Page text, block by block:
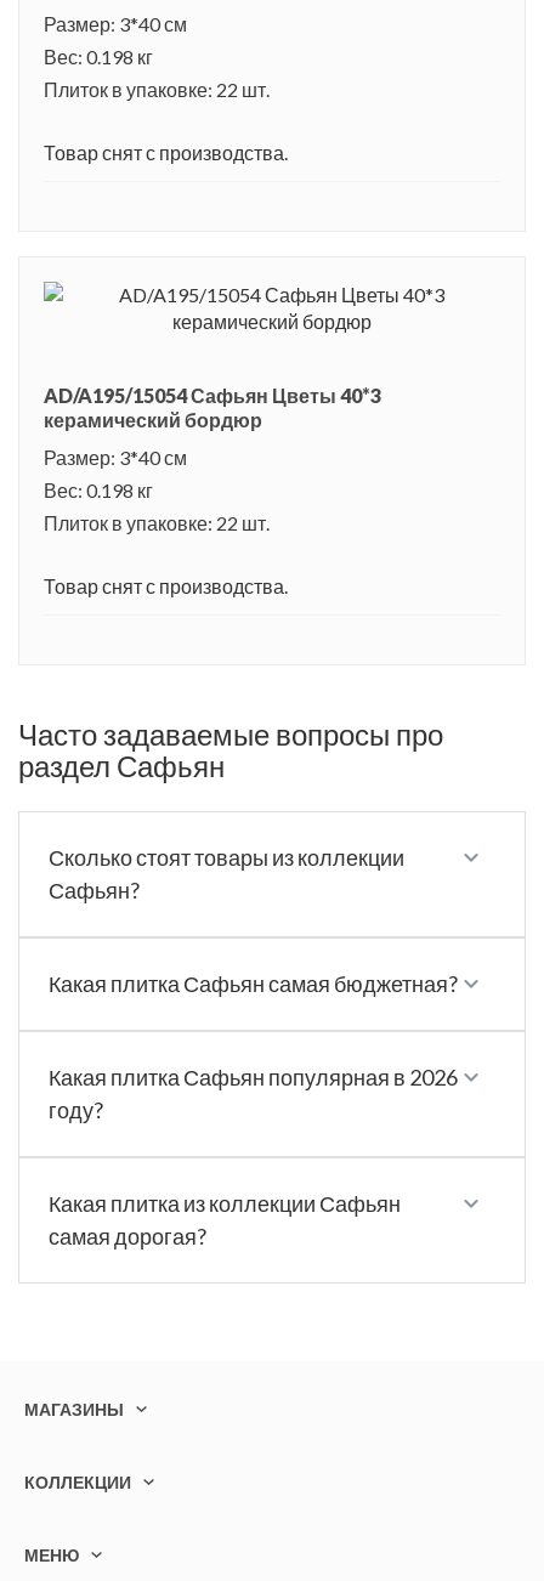
Размер: 3*40 см
Вес: 0.198 кг
Плиток в упаковке: 22 шт.
Товар снят с производства.
AD/A195/15054 Сафьян Цветы 40*3
керамический бордюр
Размер: 3*40 см
Вес: 0.198 кг
Плиток в упаковке: 22 шт.
Товар снят с производства.
Часто задаваемые вопросы про
раздел Сафьян
Сколько стоят товары из коллекции
Сафьян?
Какая плитка Сафьян самая бюджетная?
Какая плитка Сафьян популярная в 2026
году?
Какая плитка из коллекции Сафьян
самая дорогая?
МАГАЗИНЫ
КОЛЛЕКЦИИ
МЕНЮ